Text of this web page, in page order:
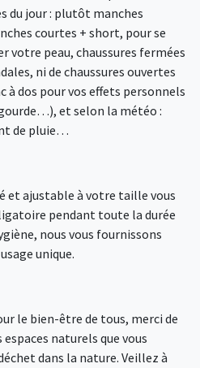
du jour : plutôt manches
courtes + short, pour se
peau, chaussures fermées
ni de chaussures ouvertes
à dos pour vos effets personnels
et selon la météo :
de pluie…
et ajustable à votre taille vous
pendant toute la durée
nous vous fournissons
unique.
le bien-être de tous, merci de
naturels que vous
dans la nature. Veillez à